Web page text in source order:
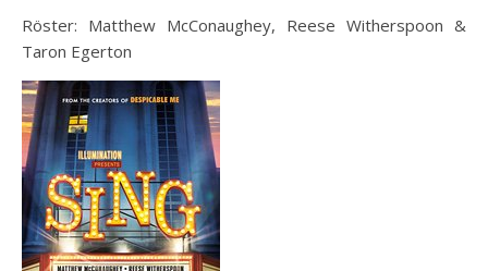
Röster: Matthew McConaughey, Reese Witherspoon &
Taron Egerton